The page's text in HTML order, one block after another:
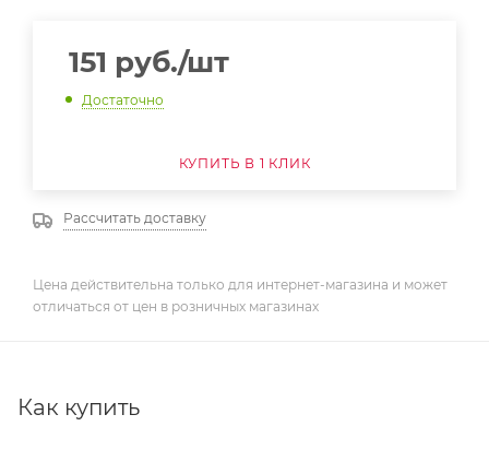
151 руб./шт
Достаточно
КУПИТЬ В 1 КЛИК
Рассчитать доставку
Цена действительна только для интернет-магазина и может
отличаться от цен в розничных магазинах
Как купить